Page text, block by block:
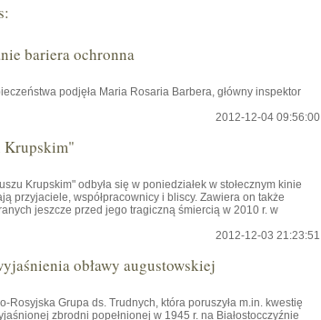
bariera ochronna
podjęła Maria Rosaria Barbera, główny inspektor
2012-12-04 09:56:00
Krupskim"
Krupskim" odbyła się w poniedziałek w stołecznym kinie
przyjaciele, współpracownicy i bliscy. Zawiera on także
jeszcze przed jego tragiczną śmiercią w 2010 r. w
2012-12-03 21:23:51
obławy augustowskiej
Rosyjska Grupa ds. Trudnych, która poruszyła m.in. kwestię
zbrodni popełnionej w 1945 r. na Białostocczyźnie